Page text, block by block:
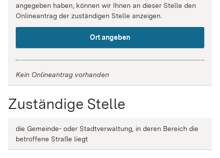
angegeben haben, können wir Ihnen an dieser Stelle den
Onlineantrag der zuständigen Stelle anzeigen.
Ort angeben
Kein Onlineantrag vorhanden
Zuständige Stelle
die Gemeinde- oder Stadtverwaltung, in deren Bereich die
betroffene Straße liegt